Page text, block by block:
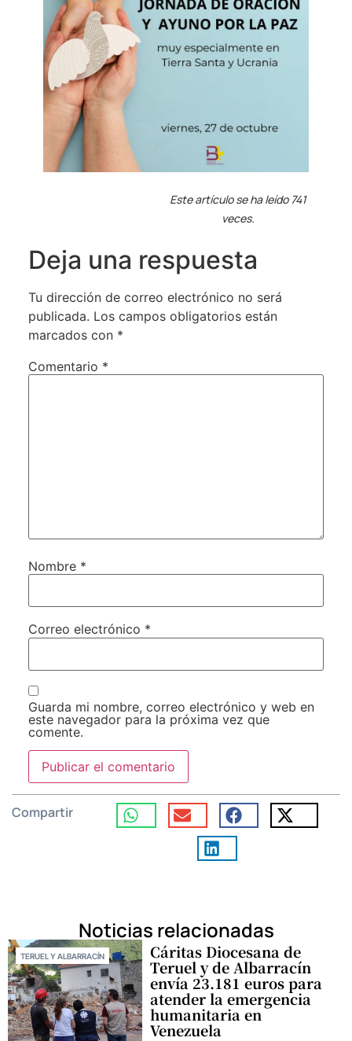
Este artículo se ha leído 741
veces.
Deja una respuesta
Tu dirección de correo electrónico no será
publicada. Los campos obligatorios están
marcados con *
Comentario *
Nombre *
Correo electrónico *
Guarda mi nombre, correo electrónico y web en
este navegador para la próxima vez que
comente.
Compartir
Noticias relacionadas
TERUEL Y ALBARRACÍN Cáritas Diocesana de
Teruel y de Albarracín
envía 23.181 euros para
atender la emergencia
humanitaria en
Venezuela